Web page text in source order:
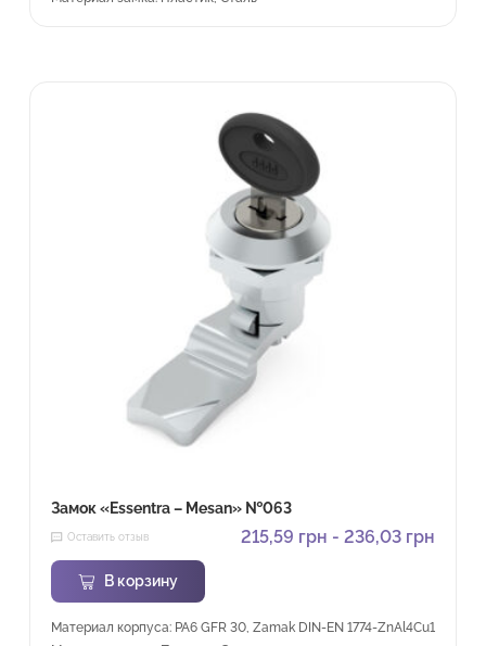
Замок «Essentra – Mesan» №063
Оставить отзыв 215,59 грн - 236,03 грн
В корзину
Материал корпуса: PA6 GFR 30, Zamak DIN-EN 1774-ZnAl4Cu1